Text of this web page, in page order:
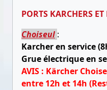
PORTS KARCHERS ET
Choiseul :
Karcher en service
Grue électrique en
AVIS : Kärcher
entre 12h et 14h